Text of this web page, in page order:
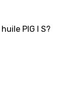
PIG I S?